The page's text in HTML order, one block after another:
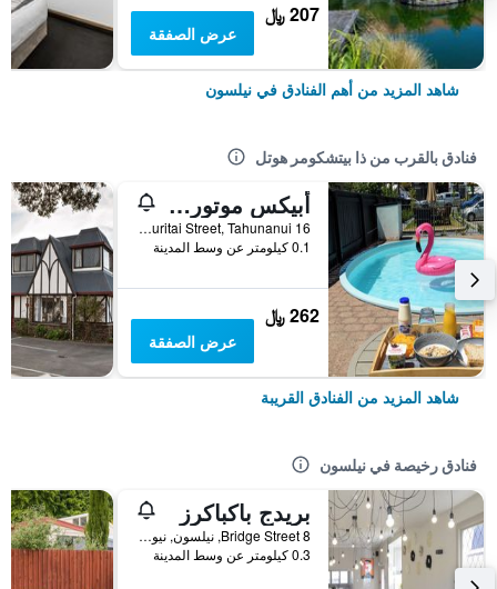
207 ﷼
عرض الصفقة
شاهد المزيد من أهم الفنادق في نيلسون
فنادق بالقرب من ذا بيتشكومر هوتل
أبيكس موتورلودج - لبالغين فقط
16 Muritai Street, Tahunanui, نيلسون, نيوزيلندا
0.1 كيلومتر عن وسط المدينة
262 ﷼
عرض الصفقة
شاهد المزيد من الفنادق القريبة
فنادق رخيصة في نيلسون
بريدج باكباكرز
8 Bridge Street, نيلسون, نيوزيلندا
0.3 كيلومتر عن وسط المدينة